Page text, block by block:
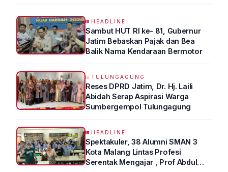
HEADLINE
Sambut HUT RI ke- 81, Gubernur
Jatim Bebaskan Pajak dan Bea
Balik Nama Kendaraan Bermotor
TULUNGAGUNG
Reses DPRD Jatim, Dr. Hj. Laili
Abidah Serap Aspirasi Warga
Sumbergempol Tulungagung
HEADLINE
Spektakuler, 38 Alumni SMAN 3
Kota Malang Lintas Profesi
Serentak Mengajar , Prof Abdul